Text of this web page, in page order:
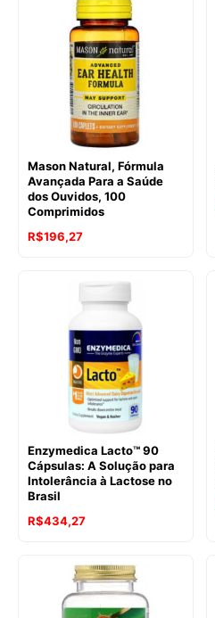
Mason Natural, Fórmula
Avançada Para a Saúde
dos Ouvidos, 100
Comprimidos
R$196,27
Enzymedica Lacto™ 90
Cápsulas: A Solução para
Intolerância à Lactose no
Brasil
R$434,27